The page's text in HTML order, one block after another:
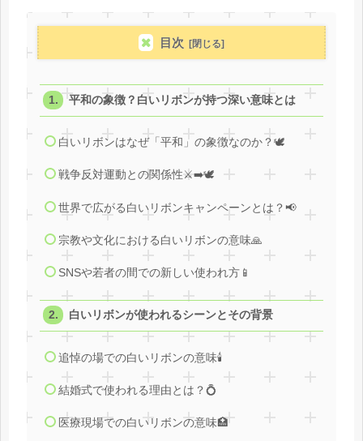
目次
平和の象徴？白いリボンが持つ深い意味とは
白いリボンはなぜ「平和」の象徴なのか？🕊
戦争反対運動との関係性⚔️➡️🕊
世界で広がる白いリボンキャンペーンとは？📢
宗教や文化における白いリボンの意味🙏
SNSや若者の間での新しい使われ方📱
白いリボンが使われるシーンとその背景
追悼の場での白いリボンの意味🕯
結婚式で使われる理由とは？💍
医療現場での白いリボンの意味🏥